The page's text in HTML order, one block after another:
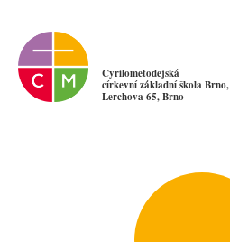
Cyrilometodějská
církevní základní škola Brno,
Lerchova 65, Brno